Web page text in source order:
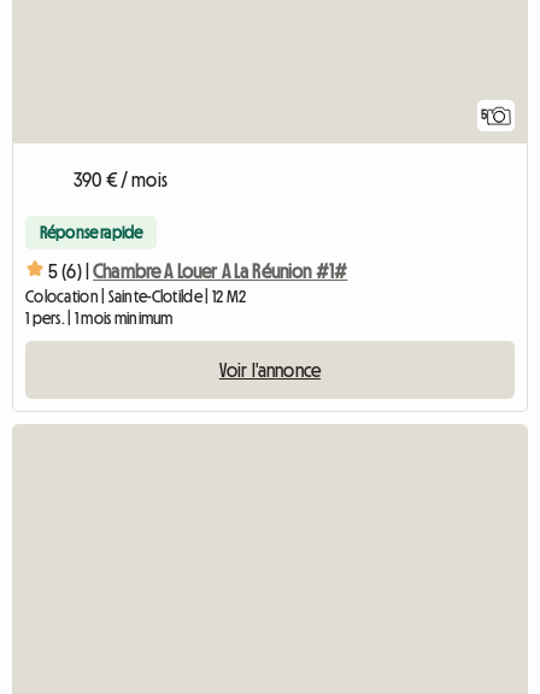
5
390 € / mois
Réponse rapide
5 (6) | Chambre A Louer A La Réunion #1#
Colocation | Sainte-Clotilde | 12 M2
1 pers. | 1 mois minimum
Voir l'annonce